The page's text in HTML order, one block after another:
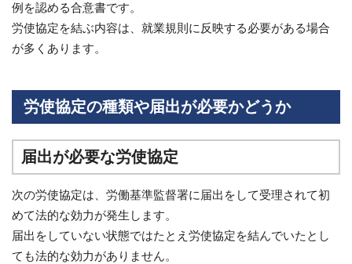
例を認める合意書です。
労使協定を結ぶ内容は、就業規則に反映する必要がある場合
が多くあります。
労使協定の種類や届出が必要かどうか
届出が必要な労使協定
次の労使協定は、労働基準監督署に届出をして受理されて初
めて法的な効力が発生します。
届出をしていない状態ではたとえ労使協定を結んでいたとし
ても法的な効力がありません。